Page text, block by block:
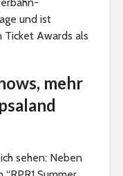
und ist
Ticket Awards als
mehr
sehen: Neben